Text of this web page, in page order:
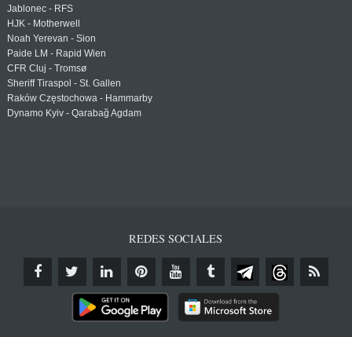
Jablonec - RFS
HJK - Motherwell
Noah Yerevan - Sion
Paide LM - Rapid Wien
CFR Cluj - Tromsø
Sheriff Tiraspol - St. Gallen
Raków Częstochowa - Hammarby
Dynamo Kyiv - Qarabağ Agdam
REDES SOCIALES